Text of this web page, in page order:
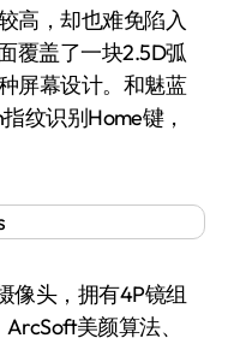
高，却也难免陷入
覆盖了一块2.5D弧
屏幕设计。和魅蓝
纹识别Home键，
头，拥有4P镜组
美颜算法、